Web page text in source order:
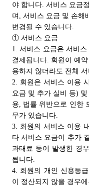
야 합니다. 서비스 요금
며, 서비스 요금 및 손해
변경될 수 있습니다.
① 서비스 요금
1. 서비스 요금은 서비
결제됩니다. 회원이 예
용하지 않더라도 전체
2. 회원은 서비스 이용
요금 및 추가 실비 등)
용, 법률 위반으로 인한
무가 있습니다.
3. 회원의 서비스 이용
타 서비스 요금이 추가
과태료 등이 발생한 경
됩니다.
4. 회원의 개인 신용등
이 정산되지 않을 경우